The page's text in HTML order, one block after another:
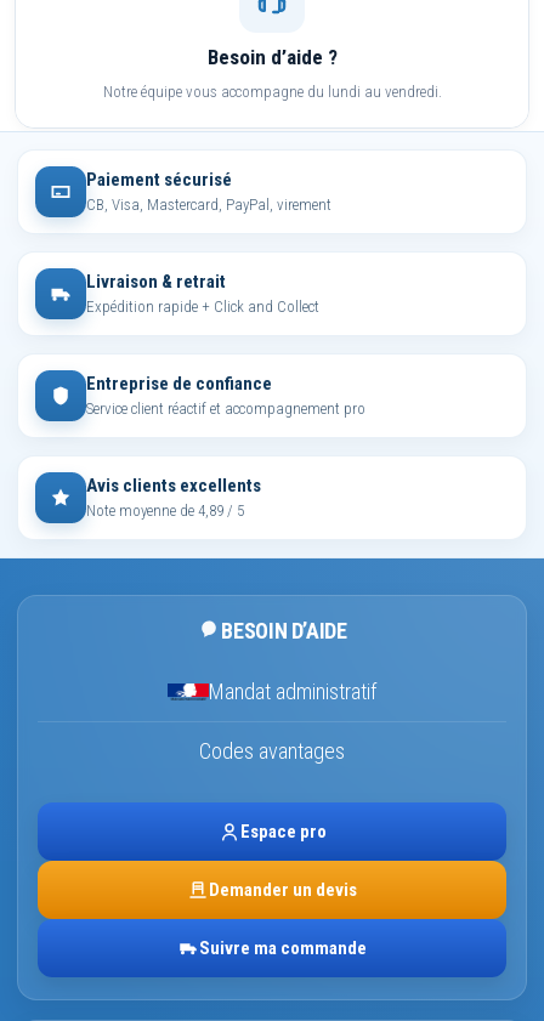
Besoin d’aide ?
Notre équipe vous accompagne du lundi au vendredi.
Paiement sécurisé
CB, Visa, Mastercard, PayPal, virement
Livraison & retrait
Expédition rapide + Click and Collect
Entreprise de confiance
Service client réactif et accompagnement pro
Avis clients excellents
Note moyenne de 4,89 / 5
BESOIN D’AIDE
Mandat administratif
Codes avantages
Espace pro
Demander un devis
Suivre ma commande